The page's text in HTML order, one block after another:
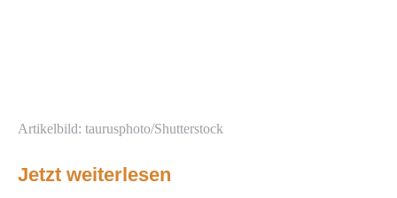
Artikelbild: taurusphoto/Shutterstock
Jetzt weiterlesen